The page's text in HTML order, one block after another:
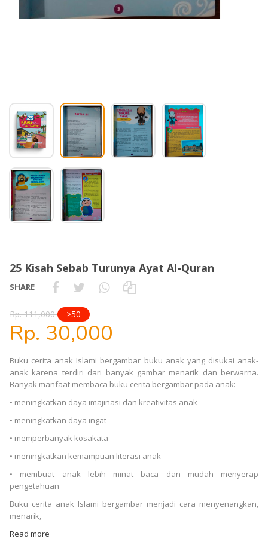
25 Kisah Sebab Turunya Ayat Al-Quran
SHARE
Rp. 111,000 >50
Rp. 30,000
Buku cerita anak Islami bergambar buku anak yang disukai anak-
anak karena terdiri dari banyak gambar menarik dan berwarna.
Banyak manfaat membaca buku cerita bergambar pada anak:
• meningkatkan daya imajinasi dan kreativitas anak
• meningkatkan daya ingat
• memperbanyak kosakata
• meningkatkan kemampuan literasi anak
• membuat anak lebih minat baca dan mudah menyerap
pengetahuan
Buku cerita anak Islami bergambar menjadi cara menyenangkan,
menarik,
Read more